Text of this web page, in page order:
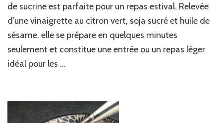
crevettes,
avocat
mangue
de sucrine est parfaite pour un repas estival. Relevée
d’une vinaigrette au citron vert, soja sucré et huile de
sésame, elle se prépare en quelques minutes
seulement et constitue une entrée ou un repas léger
idéal pour les …